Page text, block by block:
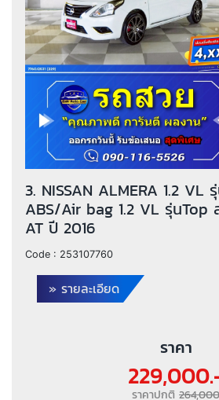
3. NISSAN ALMERA 1.2 VL
ABS/Air bag 1.2 VL รุ่น
AT ปี 2016
Code : 253107760
» รายละเอียด
ราคา
ราคาปกติ 264,000